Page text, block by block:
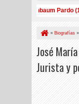
Sheinbaum Pardo
supera por primera
» Biografías »
Jurista y político
José
Jurista y